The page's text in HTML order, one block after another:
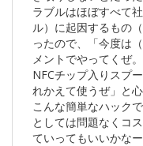
ラブルはほぼすべて
ル）に起因するもの
ったので、「今度は
メントでやってくぜ
NFCチップ入りスプ
れかえて使うぜ」と
こんな簡単なハック
としては問題なくコ
ていってもいいかなー